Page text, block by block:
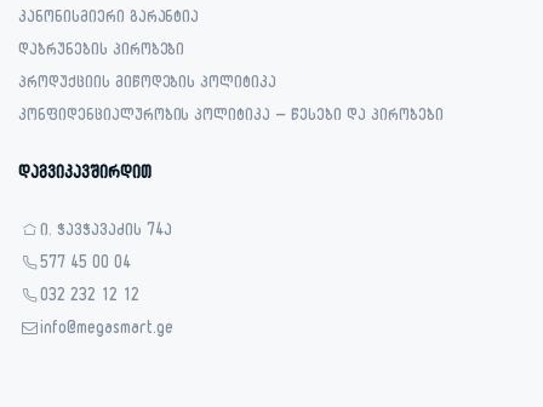
კანონისმიერი გარანტია
დაბრუნების პირობები
პროდუქციის მიწოდების პოლიტიკა
კონფიდენციალურობის პოლიტიკა – წესები და პირობები
დაგვიკავშირდით
ი. ჭავჭავაძის 74ა
577 45 00 04
032 232 12 12
info@megasmart.ge